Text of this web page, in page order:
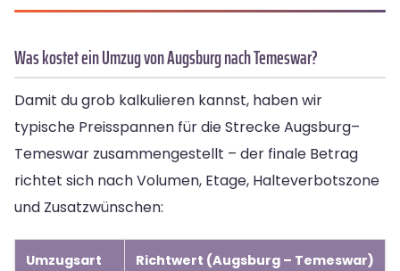
Was kostet ein Umzug von Augsburg nach Temeswar?
Damit du grob kalkulieren kannst, haben wir
typische Preisspannen für die Strecke Augsburg–
Temeswar zusammengestellt – der finale Betrag
richtet sich nach Volumen, Etage, Halteverbotszone
und Zusatzwünschen:
Umzugsart Richtwert (Augsburg – Temeswar)